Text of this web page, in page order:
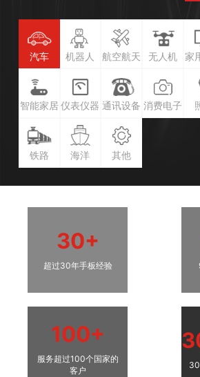
汽车 机器人 航空航天 无人机 家
智能家居 仪表仪器 通讯设备 消费电子
铁路 海洋 其他
30+
超过30年手板经验
100+
服务超过100个国家的
客户